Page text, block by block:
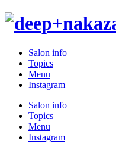
Salon info
Topics
Menu
Instagram
Salon info
Topics
Menu
Instagram